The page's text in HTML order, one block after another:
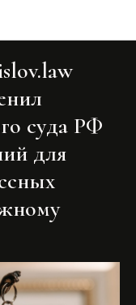
суда РФ
для